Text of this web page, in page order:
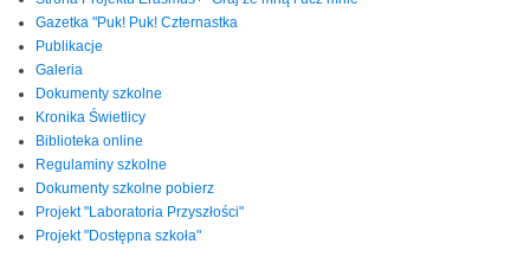
Gazetka "Puk! Puk! Czternastka
Publikacje
Galeria
Dokumenty szkolne
Kronika Świetlicy
Biblioteka online
Regulaminy szkolne
Dokumenty szkolne pobierz
Projekt "Laboratoria Przyszłości"
Projekt "Dostępna szkoła"